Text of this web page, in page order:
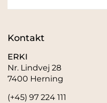
Kontakt
ERKI
Nr. Lindvej 28
7400 Herning
(+45) 97 224 111